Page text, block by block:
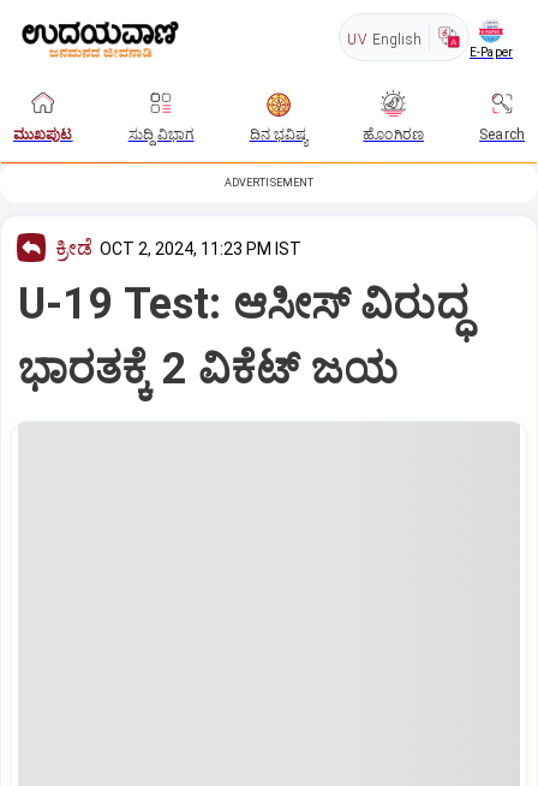
UV English
E-Paper
ಮುಖಪುಟ ಸುದ್ದಿ ವಿಭಾಗ ದಿನ ಭವಿಷ್ಯ ಹೊಂಗಿರಣ Search
ADVERTISEMENT
ಕ್ರೀಡೆ OCT 2, 2024, 11:23 PM IST
U-19 Test: ಆಸೀಸ್‌ ವಿರುದ್ಧ
ಭಾರತಕ್ಕೆ 2 ವಿಕೆಟ್‌ ಜಯ